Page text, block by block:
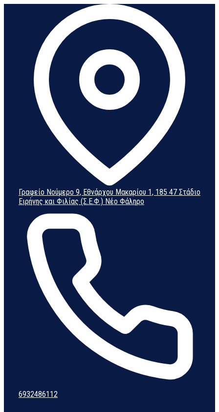
Γραφείο Νούμερο 9, Εθνάρχου Μακαρίου 1, 185 47 Στάδιο
Ειρήνης και Φιλίας (Σ.Ε.Φ.) Νέο Φάληρο
6932486112